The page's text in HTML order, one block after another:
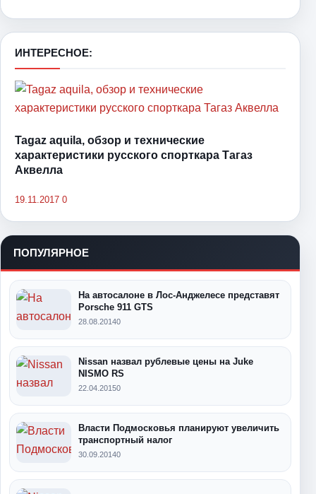
ИНТЕРЕСНОЕ:
Tagaz aquila, обзор и технические
характеристики русского спорткара Тагаз
Аквелла
19.11.2017 0
ПОПУЛЯРНОЕ
На автосалоне в Лос-Анджелесе представят
Porsche 911 GTS
28.08.20140
Nissan назвал рублевые цены на Juke
NISMO RS
22.04.20150
Власти Подмосковья планируют увеличить
транспортный налог
30.09.20140